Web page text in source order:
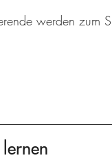
werden zum